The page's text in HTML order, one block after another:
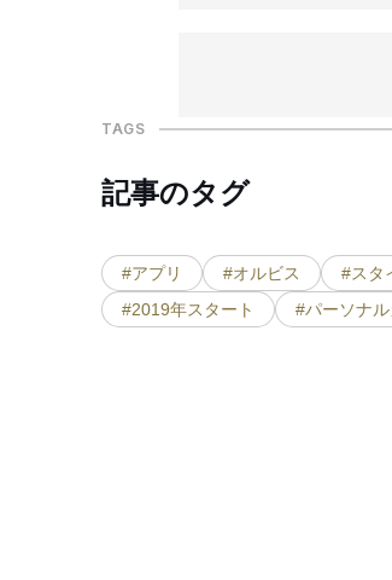
TAGS
記事のタグ
#アプリ #オルビス #スタ
#2019年スタート
#パーソナ